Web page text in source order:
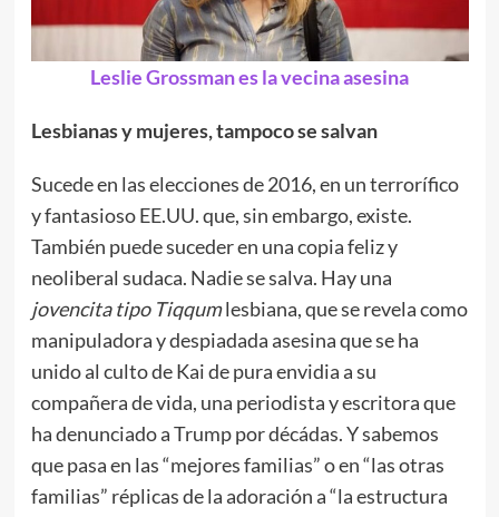
Leslie Grossman es la vecina asesina
Lesbianas y mujeres, tampoco se salvan
Sucede en las elecciones de 2016, en un terrorífico
y fantasioso EE.UU. que, sin embargo, existe.
También puede suceder en una copia feliz y
neoliberal sudaca. Nadie se salva. Hay una
jovencita tipo Tiqqumlesbiana, que se revela como
manipuladora y despiadada asesina que se ha
unido al culto de Kai de pura envidia a su
compañera de vida, una periodista y escritora que
ha denunciado a Trump por décádas. Y sabemos
que pasa en las “mejores familias” o en “las otras
familias” réplicas de la adoración a “la estructura